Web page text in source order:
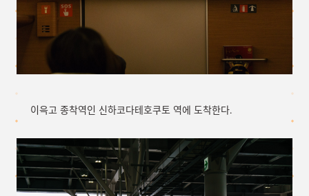
이윽고 종착역인 신하코다테호쿠토 역에 도착한다.